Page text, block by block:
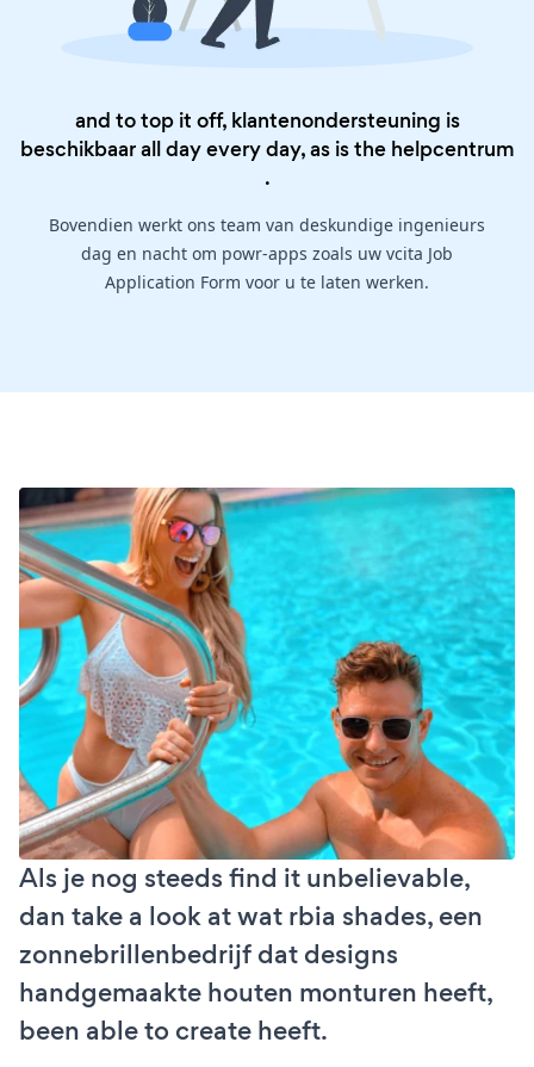
and to top it off, klantenondersteuning is
beschikbaar all day every day, as is the helpcentrum
.
Bovendien werkt ons team van deskundige ingenieurs
dag en nacht om powr-apps zoals uw vcita Job
Application Form voor u te laten werken.
Als je nog steeds find it unbelievable,
dan take a look at wat rbia shades, een
zonnebrillenbedrijf dat designs
handgemaakte houten monturen heeft,
been able to create heeft.